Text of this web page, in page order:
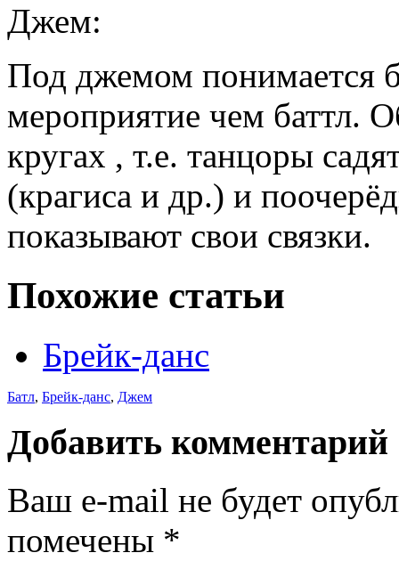
Джем:
Под джемом понимается
мероприятие чем баттл.
кругах , т.е. танцоры
(крагиса и др.) и
показывают свои связки.
Похожие статьи
Брейк-данс
Батл, Брейк-данс, Джем
Добавить комментарий
Ваш e-mail не будет
помечены *